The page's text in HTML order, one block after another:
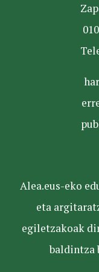
Alea.eus-eko
eta
egiletzakoak
baldintza